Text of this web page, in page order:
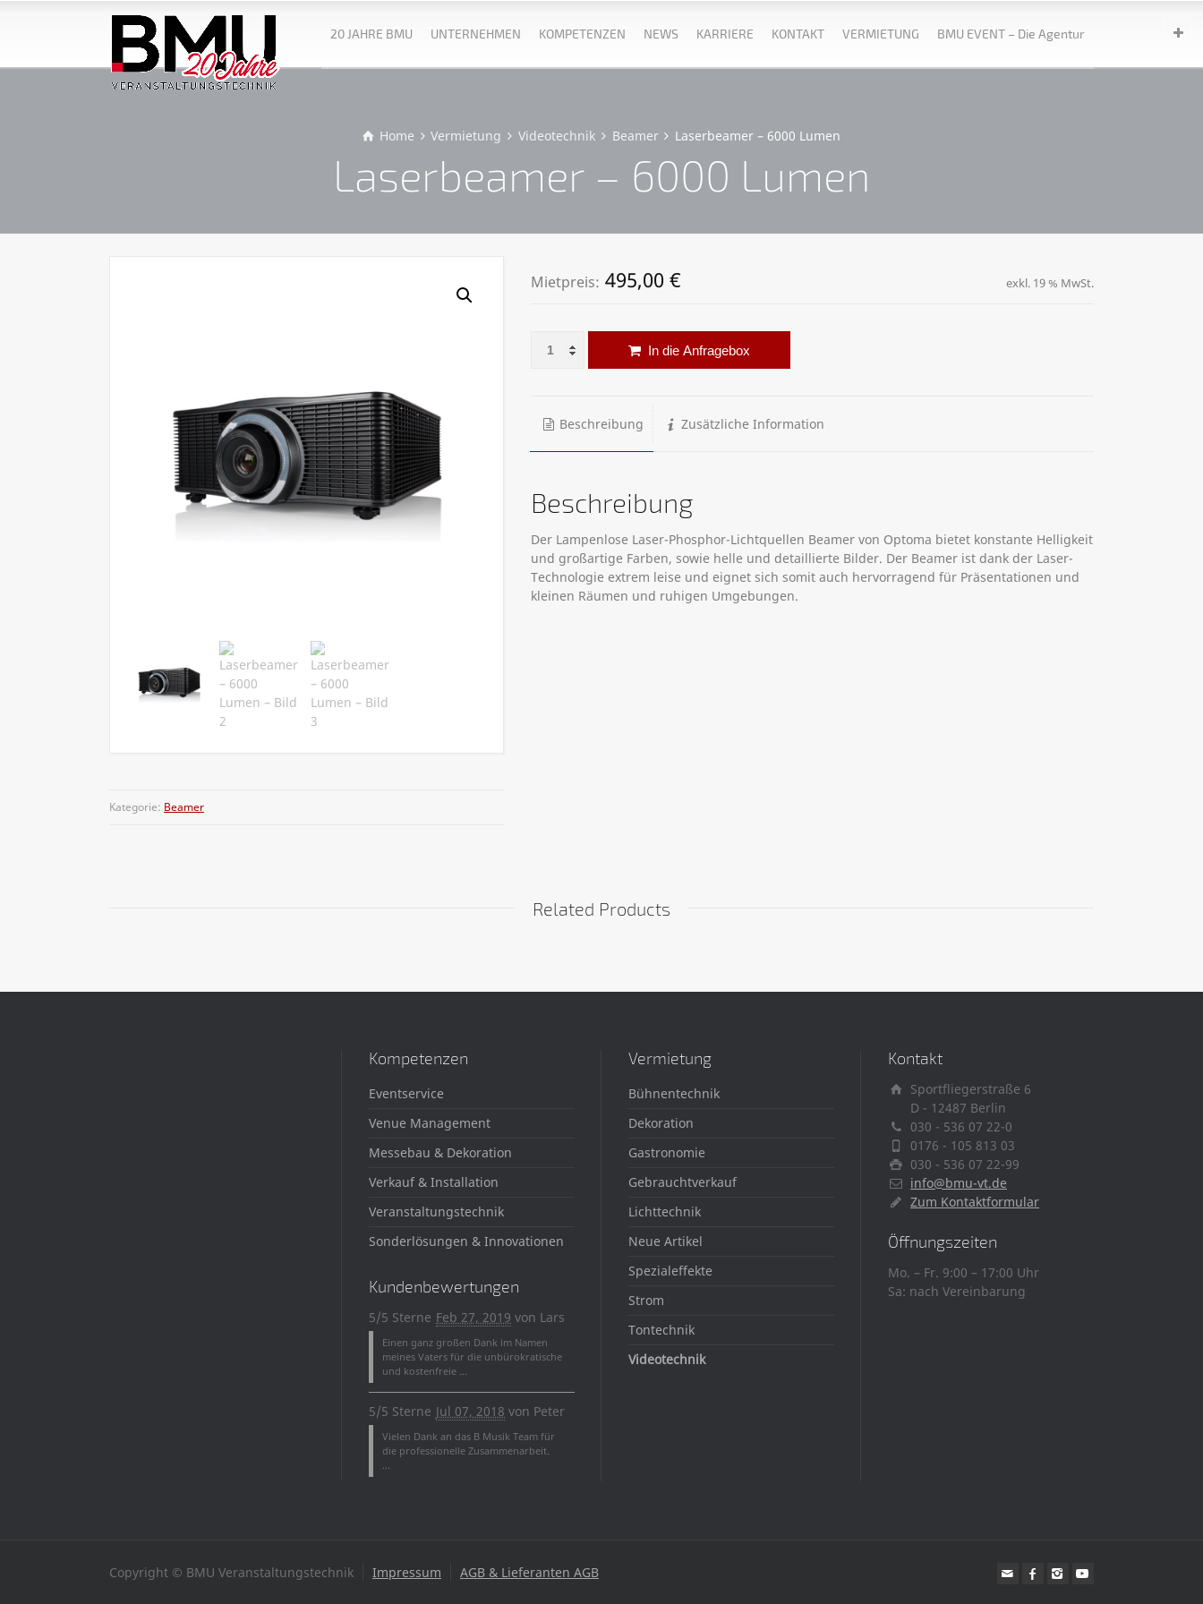
20 JAHRE BMU UNTERNEHMEN KOMPETENZEN NEWS KARRIERE KONTAKT VERMIETUNG BMU EVENT – Die Agentur
Home Vermietung Videotechnik Beamer Laserbeamer – 6000 Lumen
Laserbeamer – 6000 Lumen
Kategorie: Beamer
Mietpreis: 495,00 € exkl. 19 % MwSt.
Laserbeamer – 6000 Lumen Menge
In die Anfragebox
Beschreibung Zusätzliche Information
Beschreibung
Der Lampenlose Laser-Phosphor-Lichtquellen Beamer von Optoma bietet konstante Helligkeit
und großartige Farben, sowie helle und detaillierte Bilder. Der Beamer ist dank der Laser-
Technologie extrem leise und eignet sich somit auch hervorragend für Präsentationen und
kleinen Räumen und ruhigen Umgebungen.
Related Products
Kompetenzen
Eventservice
Venue Management
Messebau & Dekoration
Verkauf & Installation
Veranstaltungstechnik
Sonderlösungen & Innovationen
Kundenbewertungen
5/5 Sterne Feb 27, 2019 von Lars
Einen ganz großen Dank im Namen
meines Vaters für die unbürokratische
und kostenfreie ...
5/5 Sterne Jul 07, 2018 von Peter
Vielen Dank an das B Musik Team für
die professionelle Zusammenarbeit.
Vermietung
Bühnentechnik
Dekoration
Gastronomie
Gebrauchtverkauf
Lichttechnik
Neue Artikel
Spezialeffekte
Strom
Tontechnik
Videotechnik
Kontakt
Sportfliegerstraße 6
D - 12487 Berlin
030 - 536 07 22-0
0176 - 105 813 03
030 - 536 07 22-99
info@bmu-vt.de
Zum Kontaktformular
Öffnungszeiten
Mo. – Fr. 9:00 – 17:00 Uhr
Sa: nach Vereinbarung
Copyright © BMU Veranstaltungstechnik Impressum AGB & Lieferanten AGB